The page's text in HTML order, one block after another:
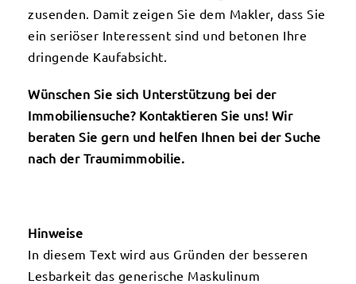
zusenden. Damit zeigen Sie dem Makler, dass Sie
ein seriöser Interessent sind und betonen Ihre
dringende Kaufabsicht.
Wünschen Sie sich Unterstützung bei der
Immobiliensuche? Kontaktieren Sie uns! Wir
beraten Sie gern und helfen Ihnen bei der Suche
nach der Traumimmobilie.
Hinweise
In diesem Text wird aus Gründen der besseren
Lesbarkeit das generische Maskulinum